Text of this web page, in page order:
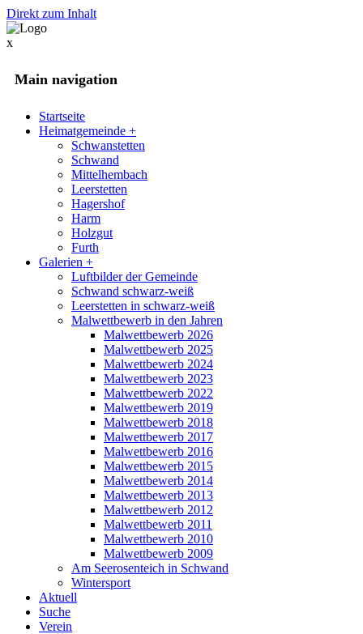
Direkt zum Inhalt
x
Main navigation
Startseite
Heimatgemeinde +
Schwanstetten
Schwand
Mittelhembach
Leerstetten
Hagershof
Harm
Holzgut
Furth
Galerien +
Luftbilder der Gemeinde
Schwand schwarz-weiß
Leerstetten in schwarz-weiß
Malwettbewerb in den Jahren
Malwettbewerb 2026
Malwettbewerb 2025
Malwettbewerb 2024
Malwettbewerb 2023
Malwettbewerb 2022
Malwettbewerb 2019
Malwettbewerb 2018
Malwettbewerb 2017
Malwettbewerb 2016
Malwettbewerb 2015
Malwettbewerb 2014
Malwettbewerb 2013
Malwettbewerb 2012
Malwettbewerb 2011
Malwettbewerb 2010
Malwettbewerb 2009
Am Seerosenteich in Schwand
Wintersport
Aktuell
Suche
Verein